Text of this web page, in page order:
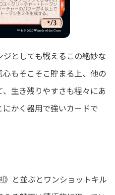
としても戦えるこの絶妙な
もそこそこ貯まる上、他の
生き残りやすさも程々にあ
かく器用で強いカードで
と並ぶとワンショットキル